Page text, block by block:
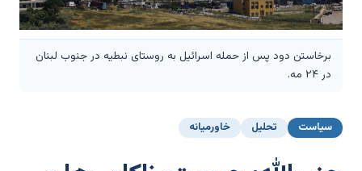
برخاستن دود پس از حمله اسرائیل به روستای نبطیه در جنوب لبنان
در ۲۴ مه.
سیاست تحلیل خاورمیانه